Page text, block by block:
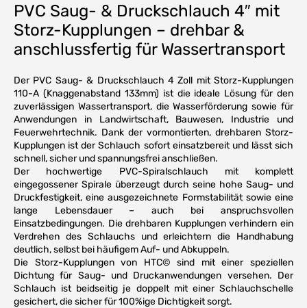
PVC Saug- & Druckschlauch 4″ mit
Storz-Kupplungen – drehbar &
anschlussfertig für Wassertransport
Der PVC Saug- & Druckschlauch 4 Zoll mit Storz-Kupplungen
110-A (Knaggenabstand 133mm) ist die ideale Lösung für den
zuverlässigen Wassertransport, die Wasserförderung sowie für
Anwendungen in Landwirtschaft, Bauwesen, Industrie und
Feuerwehrtechnik. Dank der vormontierten, drehbaren Storz-
Kupplungen ist der Schlauch sofort einsatzbereit und lässt sich
schnell, sicher und spannungsfrei anschließen.
Der hochwertige PVC-Spiralschlauch mit komplett
eingegossener Spirale überzeugt durch seine hohe Saug- und
Druckfestigkeit, eine ausgezeichnete Formstabilität sowie eine
lange Lebensdauer – auch bei anspruchsvollen
Einsatzbedingungen. Die drehbaren Kupplungen verhindern ein
Verdrehen des Schlauchs und erleichtern die Handhabung
deutlich, selbst bei häufigem Auf- und Abkuppeln.
Die Storz-Kupplungen von HTC© sind mit einer speziellen
Dichtung für Saug- und Druckanwendungen versehen. Der
Schlauch ist beidseitig je doppelt mit einer Schlauchschelle
gesichert, die sicher für 100%ige Dichtigkeit sorgt.